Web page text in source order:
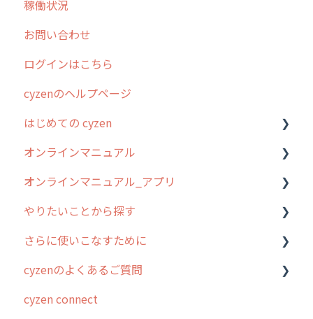
稼働状況
お問い合わせ
ログインはこちら
cyzenのヘルプページ
はじめての cyzen
0. はじめてのcyzenの使い方
1. cyzenについて知ろう
2. 主要機能の概要
3. cyzenの位置情報取得について
4. cyzen利用前の準備：システム管理者編
5. 基本的な使い方：システム管理者編
オンラインマニュアル
管理サイトの使い始め
ユーザー・グループ管理
行動管理
予定管理
スポット
オンラインマニュアル_アプリ
アプリの使い始め
ホーム画面
スポット
報告閲覧
やりたいことから探す
行動管理
勤怠管理
予定管理
さらに使いこなすために
はじめに
スポット・ステータス関連オプション
cyzenのよくあるご質問
ログインについて
cyzen connect